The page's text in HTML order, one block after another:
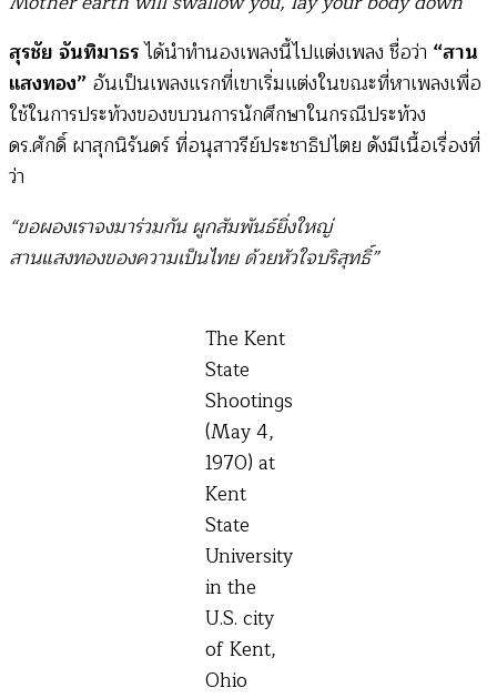
สุรชัย จันทิมาธรได้นำทำนองเพลงนี้ไปแต่งเพลง ชื่อว่า “สาน
แสงทอง” อันเป็นเพลงแรกที่เขาเริ่มแต่งในขณะที่หาเพลงเพื่อ
ใช้ในการประท้วงของขบวนการนักศึกษาในกรณีประท้วง
ดร.ศักดิ์ ผาสุกนิรันดร์ ที่อนุสาวรีย์ประชาธิปไตย ดังมีเนื้อเรื่องที่
ว่า
“ขอผองเราจงมาร่วมกัน ผูกสัมพันธ์ยิ่งใหญ่
สานแสงทองของความเป็นไทย ด้วยหัวใจบริสุทธิ์”
The Kent
State
Shootings
(May 4,
1970) at
Kent
State
University
in the
U.S. city
of Kent,
Ohio